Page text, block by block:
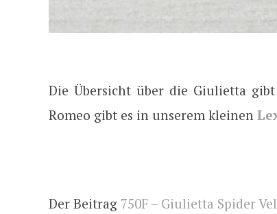
Die Übersicht über die Giulietta gibt
Romeo gibt es in unserem kleinen
Der Beitrag 750F – Giulietta Spider